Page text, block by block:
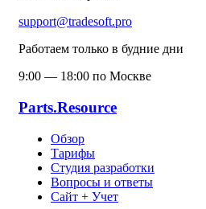
support@tradesoft.pro
Работаем только в будние дни
9:00 — 18:00 по Москве
Parts.Resource
Обзор
Тарифы
Студия разработки
Вопросы и ответы
Сайт + Учет